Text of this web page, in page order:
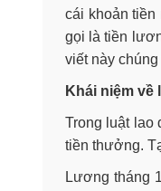
cái khoản
gọi là tiền
viết này
Khái niệm
Trong luật lao
tiền thưởng.
Lương tháng